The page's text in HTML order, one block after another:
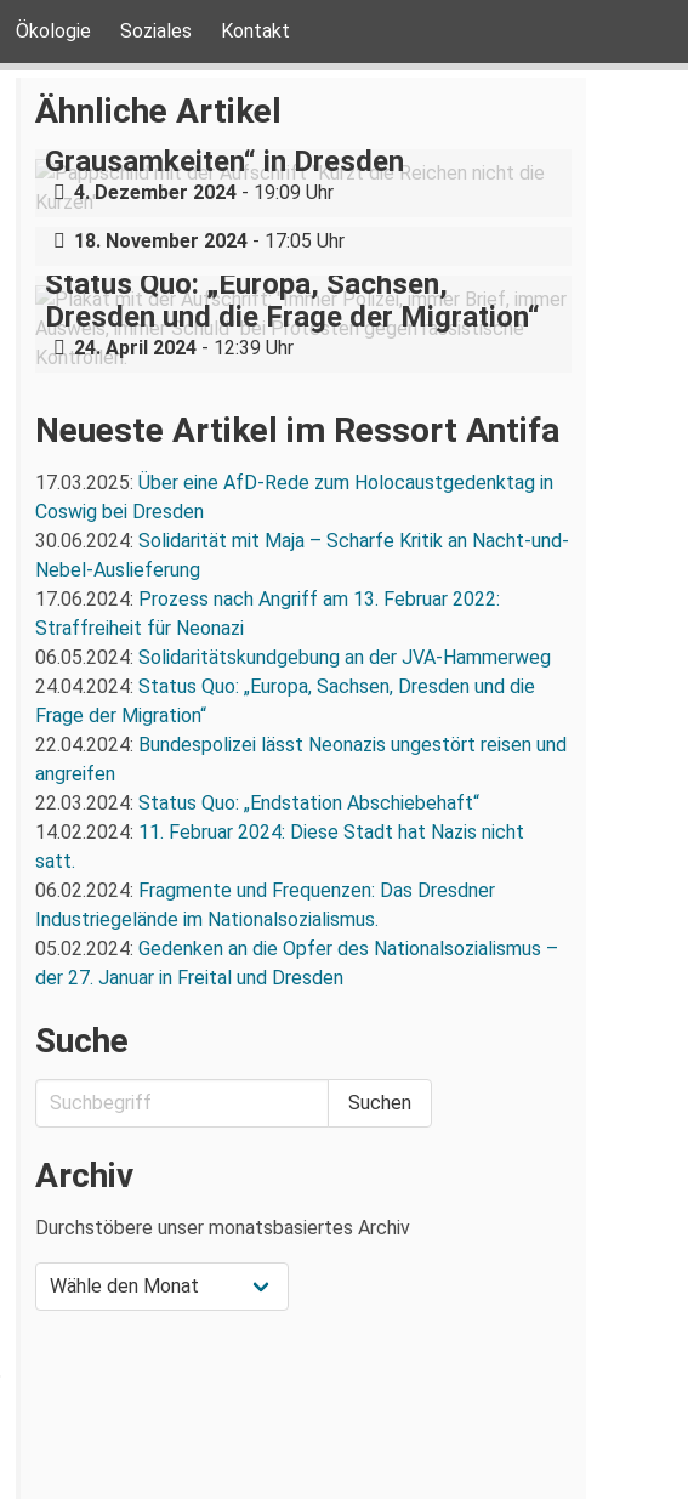
Ökologie Soziales Kontakt
Ähnliche Artikel
„Teilhabe ist nicht verhandelbar“–
Demonstration gegen „Liste der
Grausamkeiten“ in Dresden
4. Dezember 2024- 19:09 Uhr
Nazigruppe sucht (und bekommt)
Stress in der Dresdner Neustadt
18. November 2024- 17:05 Uhr
Status Quo: „Europa, Sachsen,
Dresden und die Frage der Migration“
24. April 2024- 12:39 Uhr
Neueste Artikel im Ressort Antifa
17.03.2025: Über eine AfD-Rede zum Holocaustgedenktag in
Coswig bei Dresden
30.06.2024: Solidarität mit Maja – Scharfe Kritik an Nacht-und-
Nebel-Auslieferung
17.06.2024: Prozess nach Angriff am 13. Februar 2022:
Straffreiheit für Neonazi
06.05.2024: Solidaritätskundgebung an der JVA-Hammerweg
24.04.2024: Status Quo: „Europa, Sachsen, Dresden und die
Frage der Migration“
22.04.2024: Bundespolizei lässt Neonazis ungestört reisen und
angreifen
22.03.2024: Status Quo: „Endstation Abschiebehaft“
14.02.2024: 11. Februar 2024: Diese Stadt hat Nazis nicht
satt.
06.02.2024: Fragmente und Frequenzen: Das Dresdner
Industriegelände im Nationalsozialismus.
05.02.2024: Gedenken an die Opfer des Nationalsozialismus –
der 27. Januar in Freital und Dresden
Suche
Archiv
Durchstöbere unser monatsbasiertes Archiv